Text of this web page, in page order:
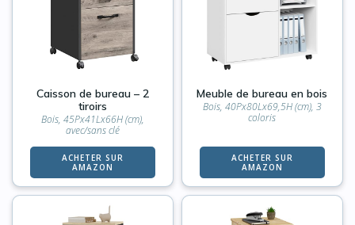
Caisson de bureau – 2
tiroirs
Bois, 45Px41Lx66H (cm),
avec/sans clé
ACHETER SUR
AMAZON
Meuble de bureau en bois
Bois, 40Px80Lx69,5H (cm), 3
coloris
ACHETER SUR
AMAZON